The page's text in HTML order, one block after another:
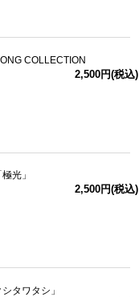
COLLECTION
2,500円(税込)
光」
2,500円(税込)
タワタシ」